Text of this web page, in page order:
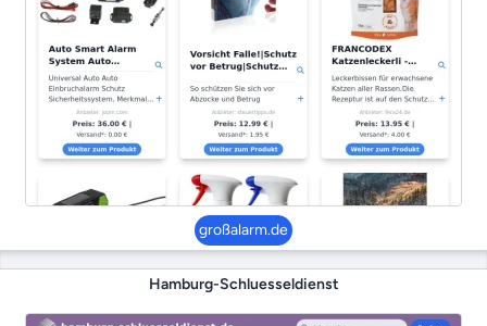
großalarm.de
Hamburg-Schluesseldienst